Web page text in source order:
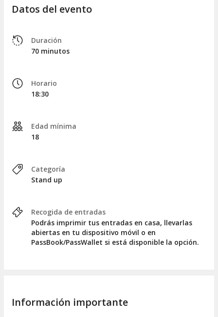
Datos del evento
Duración
70 minutos
Horario
18:30
Edad mínima
18
Categoría
Stand up
Recogida de entradas
Podrás imprimir tus entradas en casa, llevarlas
abiertas en tu dispositivo móvil o en
PassBook/PassWallet si está disponible la opción.
Información importante